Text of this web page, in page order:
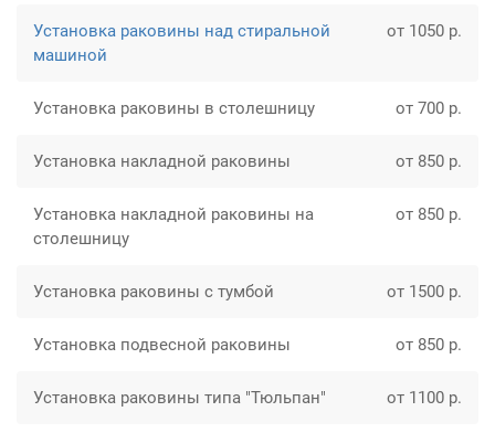
Установка раковины над стиральной
машиной
от 1050 р.
Установка раковины в столешницу от 700 р.
Установка накладной раковины от 850 р.
Установка накладной раковины на
столешницу
от 850 р.
Установка раковины с тумбой от 1500 р.
Установка подвесной раковины от 850 р.
Установка раковины типа "Тюльпан" от 1100 р.